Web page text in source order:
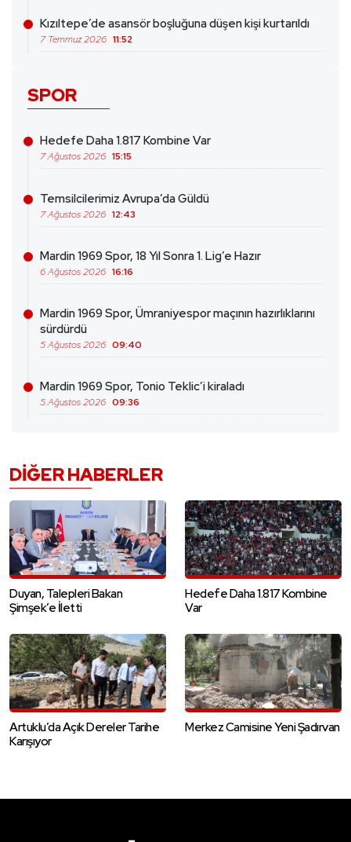
Kızıltepe’de asansör boşluğuna düşen kişi kurtarıldı
7 Temmuz 2026 11:52
SPOR
Hedefe Daha 1.817 Kombine Var
7 Ağustos 2026 15:15
Temsilcilerimiz Avrupa’da Güldü
7 Ağustos 2026 12:43
Mardin 1969 Spor, 18 Yıl Sonra 1. Lig’e Hazır
6 Ağustos 2026 16:16
Mardin 1969 Spor, Ümraniyespor maçının hazırlıklarını
sürdürdü
5 Ağustos 2026 09:40
Mardin 1969 Spor, Tonio Teklic’i kiraladı
5 Ağustos 2026 09:36
DIĞER HABERLER
Duyan, Talepleri Bakan
Şimşek’e İletti
Hedefe Daha 1.817 Kombine
Var
Artuklu’da Açık Dereler Tarihe
Karışıyor
Merkez Camisine Yeni Şadırvan